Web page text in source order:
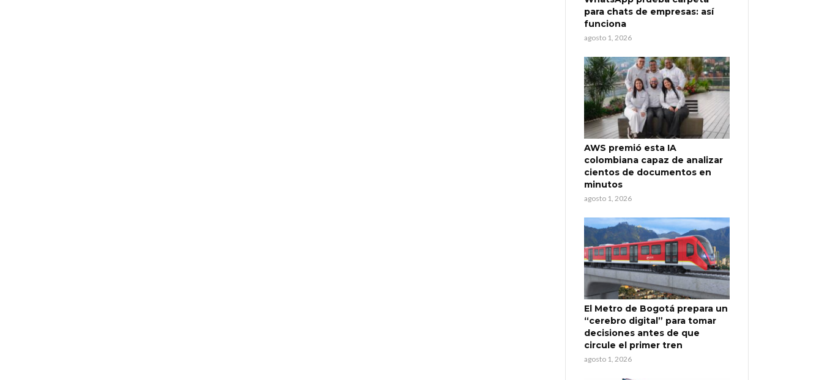
para chats de empresas: así
funciona
agosto 1, 2026
AWS premió esta IA
colombiana capaz de analizar
cientos de documentos en
minutos
agosto 1, 2026
El Metro de Bogotá prepara un
“cerebro digital” para tomar
decisiones antes de que
circule el primer tren
agosto 1, 2026